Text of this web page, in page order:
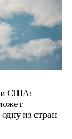
США:
из стран